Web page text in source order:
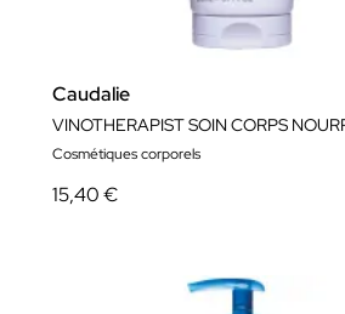
Caudalie
Cosmétiques corporels
15,40 €